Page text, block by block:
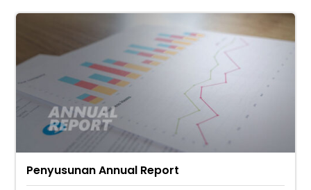
Penyusunan Annual Report